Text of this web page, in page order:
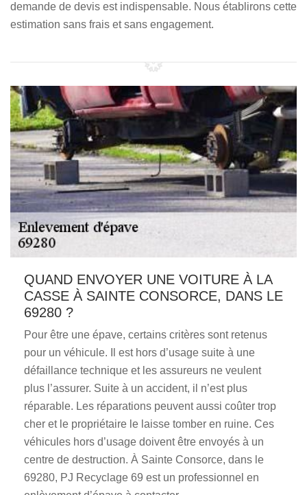
demande de devis est indispensable. Nous établirons cette
estimation sans frais et sans engagement.
QUAND ENVOYER UNE VOITURE À LA
CASSE À SAINTE CONSORCE, DANS LE
69280 ?
Pour être une épave, certains critères sont retenus
pour un véhicule. Il est hors d’usage suite à une
défaillance technique et les assureurs ne veulent
plus l’assurer. Suite à un accident, il n’est plus
réparable. Les réparations peuvent aussi coûter trop
cher et le propriétaire le laisse tomber en ruine. Ces
véhicules hors d’usage doivent être envoyés à un
centre de destruction. À Sainte Consorce, dans le
69280, PJ Recyclage 69 est un professionnel en